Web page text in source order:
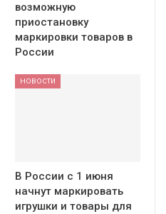
возможную
приостановку
маркировки товаров в
России
НОВОСТИ
В России с 1 июня
начнут маркировать
игрушки и товары для